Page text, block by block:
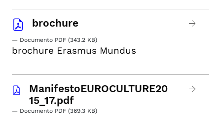
brochure
— Documento PDF (343.2 KB)
brochure Erasmus Mundus
ManifestoEUROCULTURE20
15_17.pdf
— Documento PDF (369.3 KB)